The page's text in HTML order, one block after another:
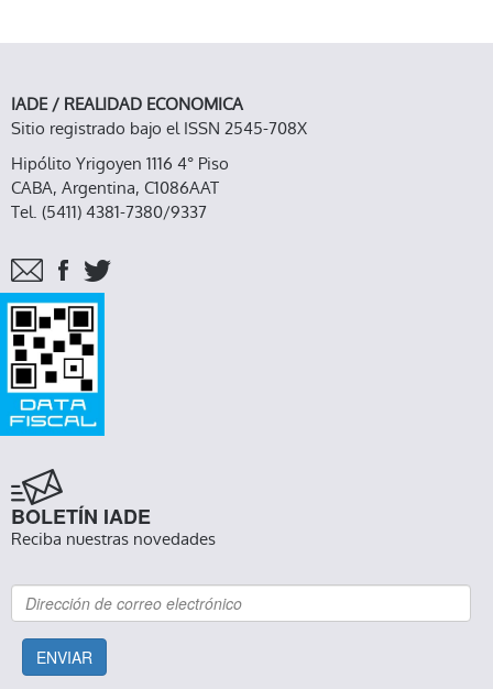
IADE / REALIDAD ECONOMICA
Sitio registrado bajo el ISSN 2545-708X
Hipólito Yrigoyen 1116 4° Piso
CABA, Argentina, C1086AAT
Tel. (5411) 4381-7380/9337
BOLETÍN IADE
Reciba nuestras novedades
ENVIAR